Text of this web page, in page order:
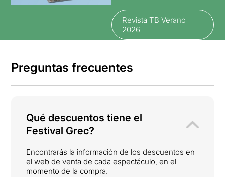
Revista TB Verano
2026
Preguntas frecuentes
Qué descuentos tiene el
Festival Grec?
Encontrarás la información de los descuentos en
el web de venta de cada espectáculo, en el
momento de la compra.